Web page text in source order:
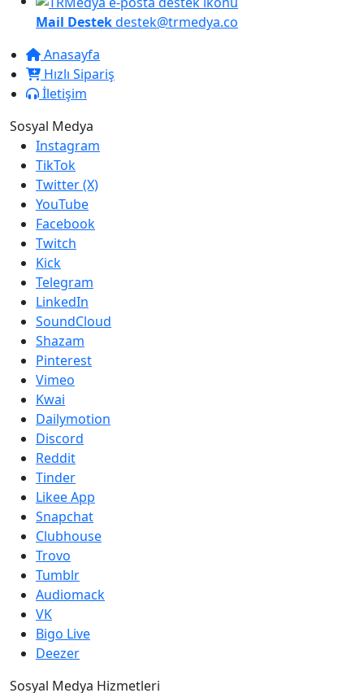
Mail Destekdestek@trmedya.co
Anasayfa
Hızlı Sipariş
İletişim
Sosyal Medya
Instagram
TikTok
Twitter (X)
YouTube
Facebook
Twitch
Kick
Telegram
LinkedIn
SoundCloud
Shazam
Pinterest
Vimeo
Kwai
Dailymotion
Discord
Reddit
Tinder
Likee App
Snapchat
Clubhouse
Trovo
Tumblr
Audiomack
VK
Bigo Live
Deezer
Sosyal Medya Hizmetleri